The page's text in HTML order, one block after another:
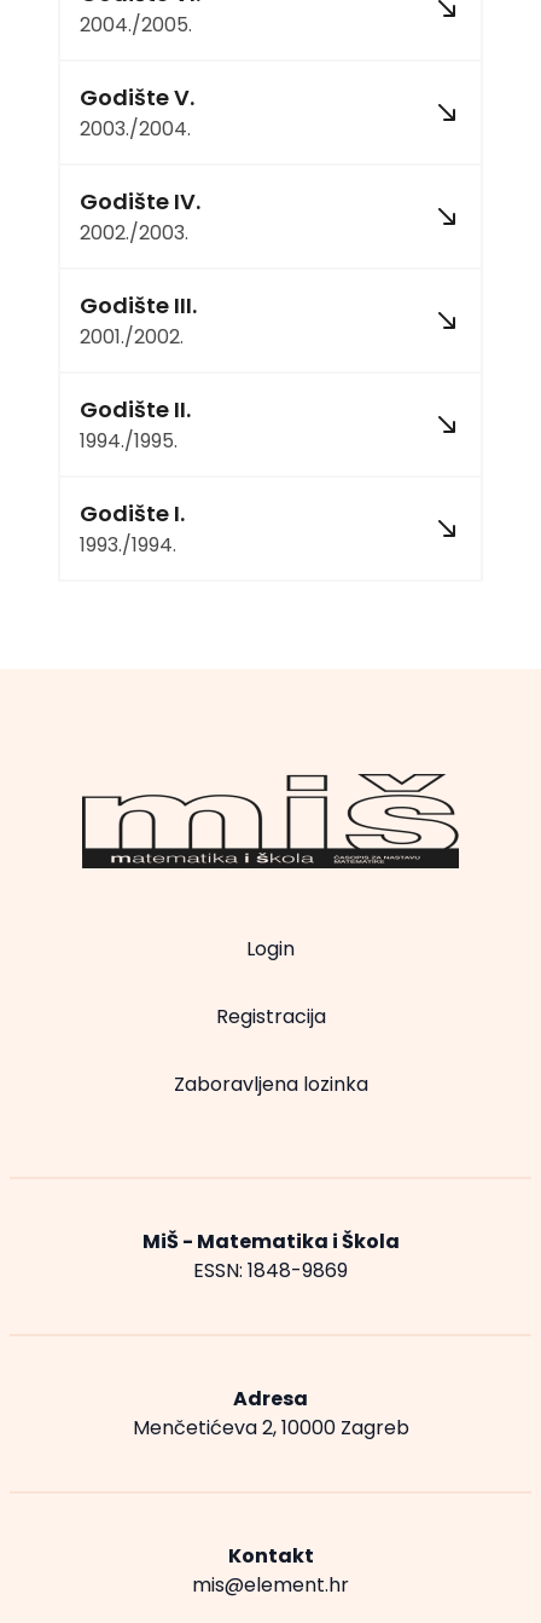
2004./2005.
Godište V.
2003./2004.
Godište IV.
2002./2003.
Godište III.
2001./2002.
Godište II.
1994./1995.
Godište I.
1993./1994.
Login
Registracija
Zaboravljena lozinka
MiŠ - Matematika i Škola
ESSN: 1848-9869
Adresa
Menčetićeva 2, 10000 Zagreb
Kontakt
mis@element.hr